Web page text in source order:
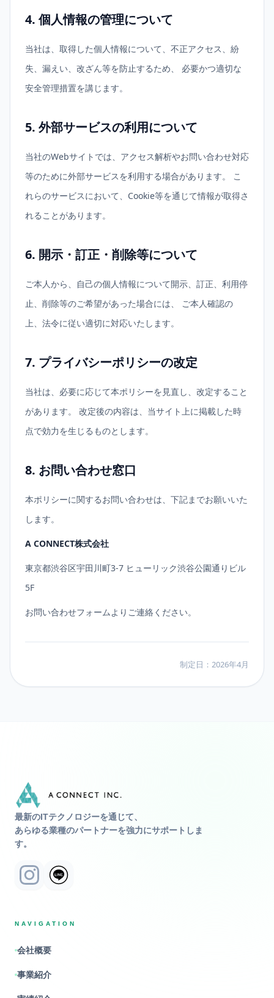
4. 個人情報の管理について
当社は、取得した個人情報について、不正アクセス、紛
失、漏えい、改ざん等を防止するため、 必要かつ適切な
安全管理措置を講じます。
5. 外部サービスの利用について
当社のWebサイトでは、アクセス解析やお問い合わせ対応
等のために外部サービスを利用する場合があります。 こ
れらのサービスにおいて、Cookie等を通じて情報が取得さ
れることがあります。
6. 開示・訂正・削除等について
ご本人から、自己の個人情報について開示、訂正、利用停
止、削除等のご希望があった場合には、 ご本人確認の
上、法令に従い適切に対応いたします。
7. プライバシーポリシーの改定
当社は、必要に応じて本ポリシーを見直し、改定すること
があります。 改定後の内容は、当サイト上に掲載した時
点で効力を生じるものとします。
8. お問い合わせ窓口
本ポリシーに関するお問い合わせは、下記までお願いいた
します。
A CONNECT株式会社
東京都渋谷区宇田川町3-7 ヒューリック渋谷公園通りビル
5F
お問い合わせフォームよりご連絡ください。
制定日：2026年4月
最新のITテクノロジーを通じて、
あらゆる業種のパートナーを強力にサポートしま
す。
Instagram
Line
NAVIGATION
会社概要
事業紹介